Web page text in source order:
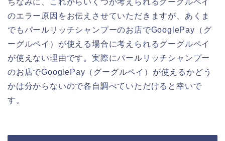
ちなみに、これからいくつか考えられるグーグルペイ
のエラー原因をお伝えさせていただきますが、あくま
でもパールリッチシャンプーのお店でGooglePay（グ
ーグルペイ）が使える場合に考えられるグーグルペイ
が使えない理由です。実際にパールリッチシャンプー
のお店でGooglePay（グーグルペイ）が使えるかどう
かは分からないので各自調べていただけると幸いで
す。